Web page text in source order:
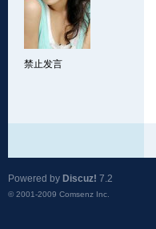
禁止发言
Powered by Discuz! 7.2
© 2001-2009 Comsenz Inc.